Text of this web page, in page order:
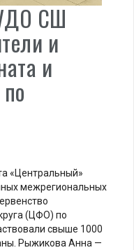
СШ
и
и
«Центральный»
межрегиональных
(ЦФО) по
свыше 1000
Рыжикова Анна —